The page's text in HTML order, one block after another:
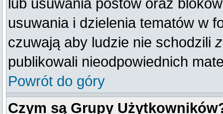
lub usuwania postów oraz
usuwania i dzielenia tematów w
czuwają aby ludzie nie schodzili
publikowali nieodpowiednich
Powrót do góry
Czym są Grupy